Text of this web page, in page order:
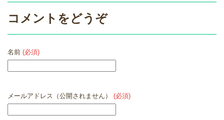
コメントをどうぞ
名前 (必須)
メールアドレス（公開されません） (必須)